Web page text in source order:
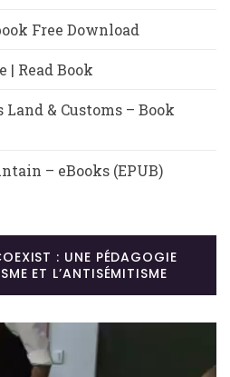
Free Download
| Read Book
Land & Customs – Book
– eBooks (EPUB)
: UNE PÉDAGOGIE
ET L’ANTISÉMITISME